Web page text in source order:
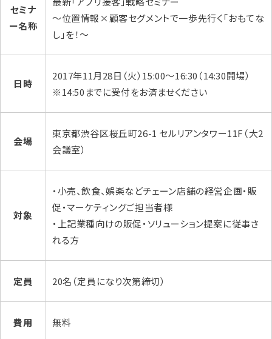
セミナ
ー名称
～位置情報×顧客セグメントで一歩先行く「おもてな
し」を！～
日時
2017年11月28日（火）15:00～16:30（14:30開場）
※14:50までに受付をお済ませください
会場
東京都渋谷区桜丘町26-1 セルリアンタワー11F（大2
会議室）
対象
・小売、飲食、娯楽などチェーン店舗の経営企画・販
促・マーケティングご担当者様
・上記業種向けの販促・ソリューション提案に従事さ
れる方
定員 20名（定員になり次第締切）
費用 無料